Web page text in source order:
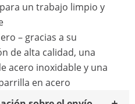
un trabajo limpio y
– gracias a su
de alta calidad, una
acero inoxidable y una
en acero